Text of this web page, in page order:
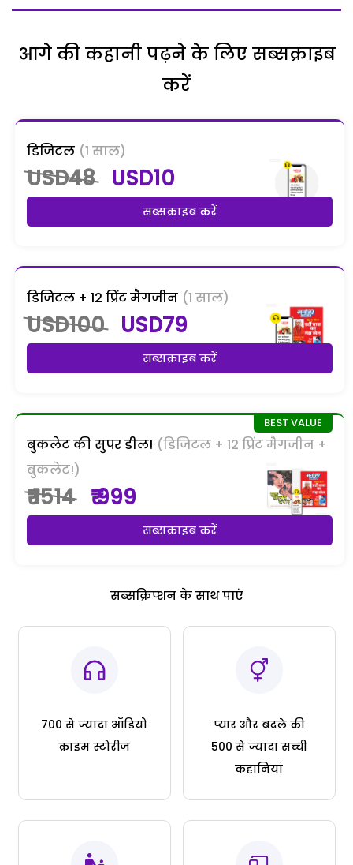
आगे की कहानी पढ़ने के लिए सब्सक्राइब
करें
डिजिटल (1 साल)
USD48 USD10
सब्सक्राइब करें
डिजिटल + 12 प्रिंट मैगजीन (1 साल)
USD100 USD79
सब्सक्राइब करें
बुकलेट की सुपर डील! (डिजिटल + 12 प्रिंट मैगजीन +
बुकलेट!)
₹ 1514 ₹ 999
सब्सक्राइब करें
सब्सक्रिप्शन के साथ पाएं
700 से ज्यादा ऑडियो
क्राइम स्टोरीज
प्यार और बदले की
500 से ज्यादा सच्ची
कहानियां